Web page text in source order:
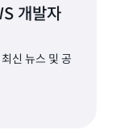
개발자
신 뉴스 및 공